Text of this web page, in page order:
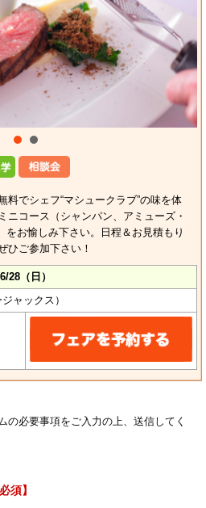
料でシェフ“マシュークラブ”の味を体
ニコース（シャンパン、アミューズ・
をお愉しみ下さい。日程＆お見積もり
ひご参加下さい！
6/28（日）
ャックス）